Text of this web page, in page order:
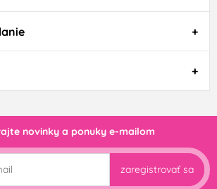
novinky a ponuky e-mailom
zaregistrovať sa